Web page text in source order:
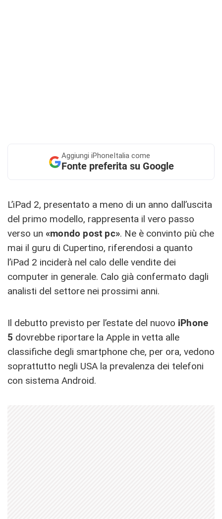
Aggiungi iPhoneItalia come
Fonte preferita su Google
L’iPad 2, presentato a meno di un anno dall’uscita
del primo modello, rappresenta il vero passo
verso un «mondo post pc». Ne è convinto più che
mai il guru di Cupertino, riferendosi a quanto
l’iPad 2 inciderà nel calo delle vendite dei
computer in generale. Calo già confermato dagli
analisti del settore nei prossimi anni.
Il debutto previsto per l’estate del nuovo iPhone
5 dovrebbe riportare la Apple in vetta alle
classifiche degli smartphone che, per ora, vedono
soprattutto negli USA la prevalenza dei telefoni
con sistema Android.